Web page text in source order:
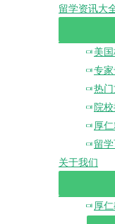
留学资讯大
美
专
热
院
厚
留
关于我们
厚